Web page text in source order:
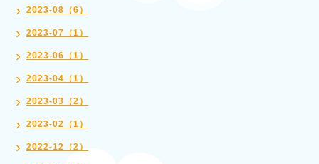
2023-08（6）
2023-07（1）
2023-06（1）
2023-04（1）
2023-03（2）
2023-02（1）
2022-12（2）